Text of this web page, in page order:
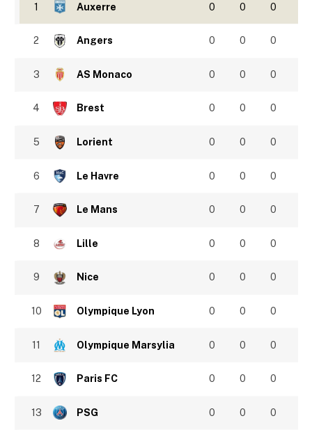
1 Auxerre 0 0 0
2 Angers 0 0 0
3 AS Monaco 0 0 0
4 Brest 0 0 0
5 Lorient 0 0 0
6 Le Havre 0 0 0
7 Le Mans 0 0 0
8 Lille 0 0 0
9 Nice 0 0 0
10 Olympique Lyon 0 0 0
11 Olympique Marsylia 0 0 0
12 Paris FC 0 0 0
13 PSG 0 0 0